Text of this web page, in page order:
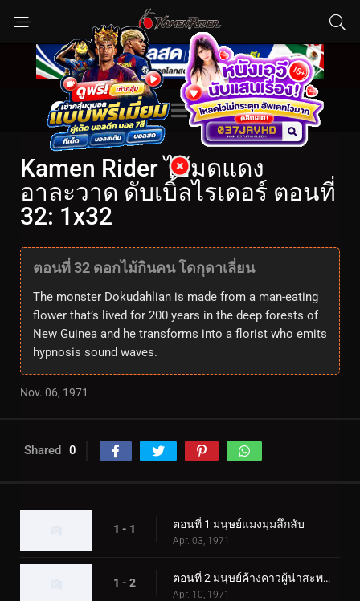
Kamen Rider ไอ้มดแดง
อาละวาด ดับเบิ้ลไรเดอร์ ตอนที่
32: 1x32
ตอนที่ 32 ดอกไม้กินคน โดกุดาเลี่ยน
The monster Dokudahlian is made from a man-eating
flower that’s lived for 200 years in the deep forests of
New Guinea and he transforms into a florist who emits
hypnosis sound waves.
Nov. 06, 1971
Shared 0
1 - 1 ตอนที่ 1 มนุษย์แมงมุมลึกลับ
Apr. 03, 1971
1 - 2 ตอนที่ 2 มนุษย์ค้างคาวผู้น่าสะพรึงกลัว
Apr. 10, 1971